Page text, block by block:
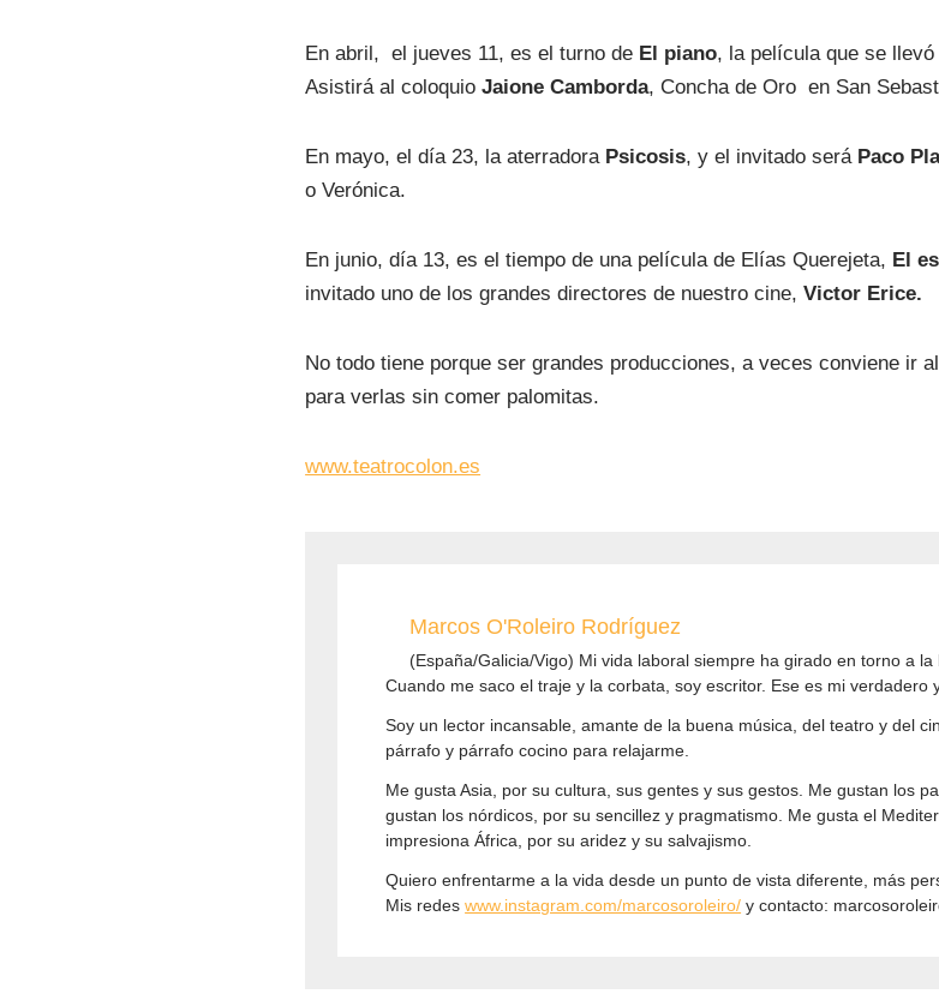
En abril, el jueves 11, es el turno de El piano, la película que se
Asistirá al coloquioJaione Camborda, Concha de Oro en San
En mayo, el día 23, la aterradora Psicosis, y el invitado será Paco
o Verónica.
En junio, día 13, es el tiempo de una película de Elías Querejeta, El
invitado uno de los grandes directores de nuestro cine,Victor Erice.
No todo tiene porque ser grandes producciones, a veces conviene ir
para verlas sin comer palomitas.
www.teatrocolon.es
Marcos O'Roleiro Rodríguez
(España/Galicia/Vigo) Mi vida laboral siempre ha girado en torno a
Cuando me saco el traje y la corbata, soy escritor. Ese es mi verdadero
Soy un lector incansable, amante de la buena música, del teatro y del
párrafo y párrafo cocino para relajarme.
Me gusta Asia, por su cultura, sus gentes y sus gestos. Me gustan los
gustan los nórdicos, por su sencillez y pragmatismo. Me gusta el
impresiona África, por su aridez y su salvajismo.
Quiero enfrentarme a la vida desde un punto de vista diferente, más
Mis redeswww.instagram.com/marcosoroleiro/ y contacto: